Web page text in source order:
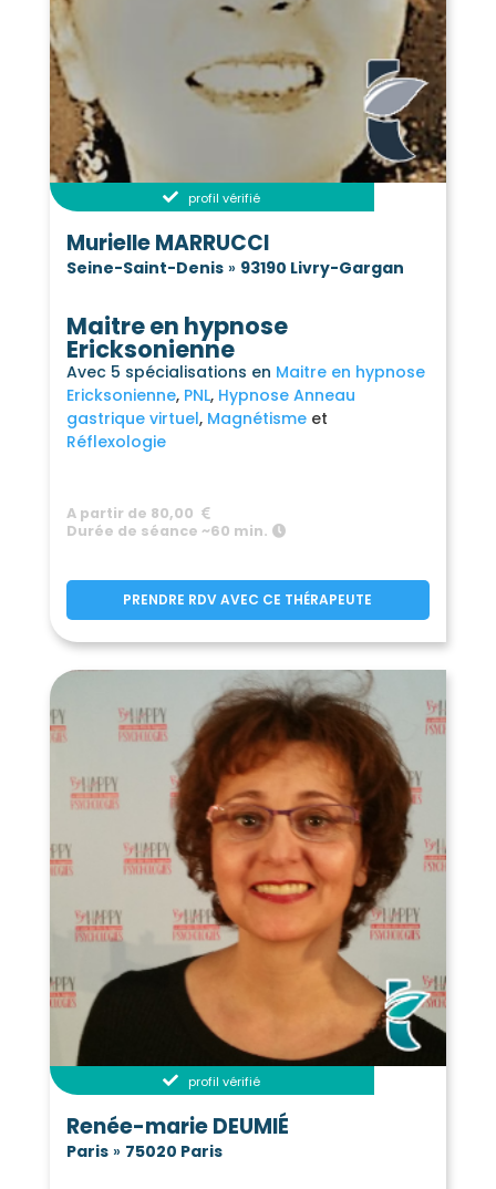
profil vérifié
Murielle MARRUCCI
Seine-Saint-Denis» 93190 Livry-Gargan
Maitre en hypnose
Ericksonienne
Avec 5 spécialisations en Maitre en hypnose
Ericksonienne PNL Hypnose Anneau
gastrique virtuel Magnétisme
Réflexologie
A partir de 80,00
Durée de séance ~60 min.
PRENDRE RDV AVEC CE THÉRAPEUTE
profil vérifié
Renée-marie DEUMIÉ
Paris» 75020 Paris